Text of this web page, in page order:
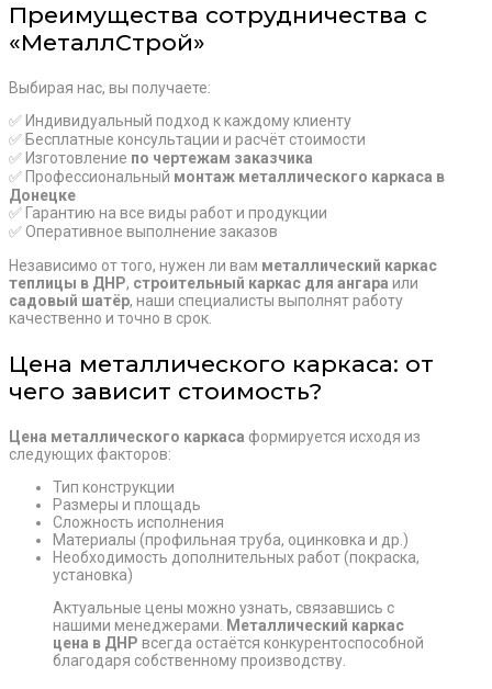
Преимущества сотрудничества с
«МеталлСтрой»
Выбирая нас, вы получаете:
✅ Индивидуальный подход к каждому клиенту
✅ Бесплатные консультации и расчёт стоимости
✅ Изготовление по чертежам заказчика
✅ Профессиональный монтаж металлического каркаса в
Донецке
✅ Гарантию на все виды работ и продукции
✅ Оперативное выполнение заказов
Независимо от того, нужен ли вам металлический каркас
теплицы в ДНР, строительный каркас для ангара или
садовый шатёр, наши специалисты выполнят работу
качественно и точно в срок.
Цена металлического каркаса: от
чего зависит стоимость?
Цена металлического каркаса формируется исходя из
следующих факторов:
Тип конструкции
Размеры и площадь
Сложность исполнения
Материалы (профильная труба, оцинковка и др.)
Необходимость дополнительных работ (покраска,
установка)
Актуальные цены можно узнать, связавшись с
нашими менеджерами.
Металлический каркас
цена в ДНР всегда остаётся конкурентоспособной
благодаря собственному производству.